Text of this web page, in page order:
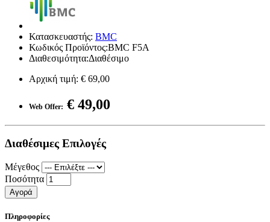
Κατασκευαστής: BMC
Κωδικός Προϊόντος:BMC F5A
Διαθεσιμότητα:Διαθέσιμο
Αρχική τιμή: € 69,00
Web Offer: € 49,00
Διαθέσιμες Επιλογές
Μέγεθος
Ποσότητα
Αγορά
Πληροφορίες